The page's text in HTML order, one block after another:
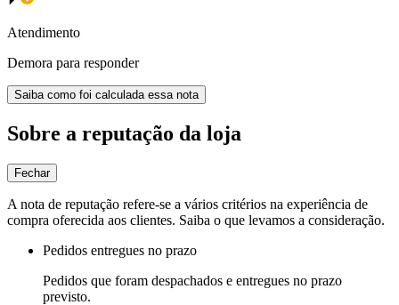
Atendimento
Demora para responder
Saiba como foi calculada essa nota
Sobre a reputação da loja
Fechar
A nota de reputação refere-se a vários critérios na experiência de
compra oferecida aos clientes. Saiba o que levamos a consideração.
Pedidos entregues no prazo
Pedidos que foram despachados e entregues no prazo
previsto.